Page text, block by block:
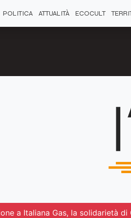
POLITICA ATTUALITÀ ECOCULT
a Italiana Gas, la solidarietà